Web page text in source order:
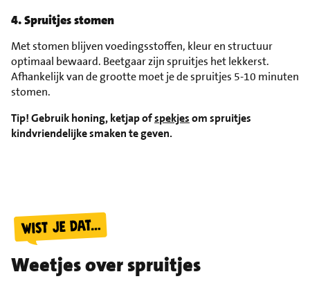
4. Spruitjes stomen
Met stomen blijven voedingsstoffen, kleur en structuur
optimaal bewaard. Beetgaar zijn spruitjes het lekkerst.
Afhankelijk van de grootte moet je de spruitjes 5-10 minuten
stomen.
Tip! Gebruik honing, ketjap ofspekjesom spruitjes
kindvriendelijke smaken te geven.
Weetjes over spruitjes